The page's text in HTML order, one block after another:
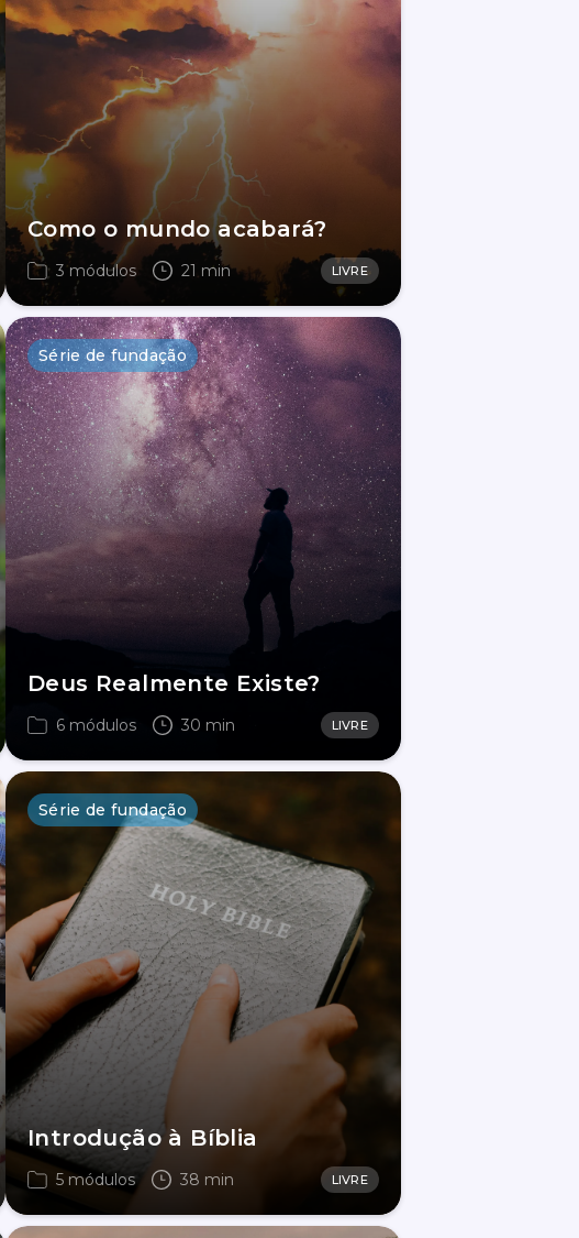
Como o mundo acabará?
3 módulos 21 min LIVRE
Série de fundação
Deus Realmente Existe?
6 módulos 30 min LIVRE
Série de fundação
Introdução à Bíblia
5 módulos 38 min LIVRE